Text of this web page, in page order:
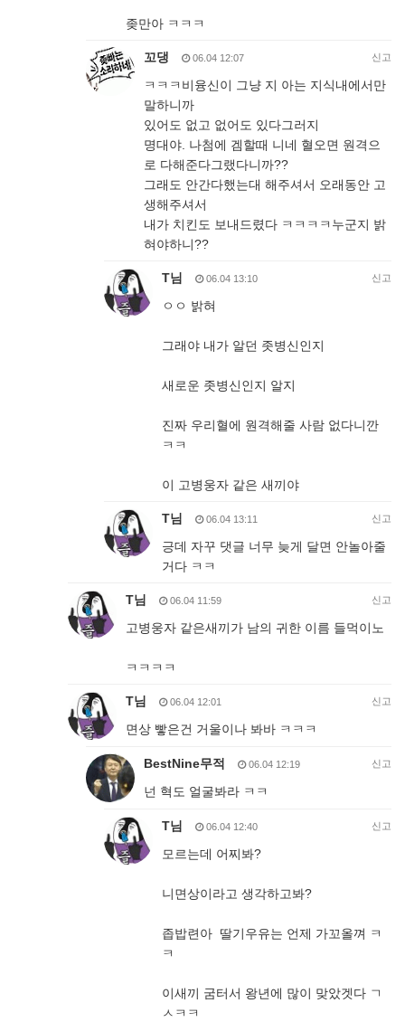
좆만아 ㅋㅋㅋ
꼬댕 06.04 12:07 신고
ㅋㅋㅋ비융신이 그냥 지 아는 지식내에서만
말하니까
있어도 없고 없어도 있다그러지
명대야. 나첨에 겜할때 니네 혈오면 원격으
로 다해준다그랬다니까??
그래도 안간다했는대 해주셔서 오래동안 고
생해주셔서
내가 치킨도 보내드렸다 ㅋㅋㅋㅋ누군지 밝
혀야하니??
T님 06.04 13:10 신고
ㅇㅇ 밝혀
그래야 내가 알던 좃병신인지
새로운 좃병신인지 알지
진짜 우리혈에 원격해줄 사람 없다니깐
ㅋㅋ
이 고병웅자 같은 새끼야
T님 06.04 13:11 신고
긍데 자꾸 댓글 너무 늦게 달면 안놀아줄
거다 ㅋㅋ
T님 06.04 11:59 신고
고병웅자 같은새끼가 남의 귀한 이름 들먹이노
ㅋㅋㅋㅋ
T님 06.04 12:01 신고
면상 빻은건 거울이나 봐바 ㅋㅋㅋ
BestNine무적 06.04 12:19 신고
넌 혁도 얼굴봐라 ㅋㅋ
T님 06.04 12:40 신고
모르는데 어찌봐?
니면상이라고 생각하고봐?
좁밥련아 딸기우유는 언제 가꼬올껴 ㅋ
ㅋ
이새끼 굼터서 왕년에 많이 맞았겟다 ㄱ
ㅅㅋㅋ